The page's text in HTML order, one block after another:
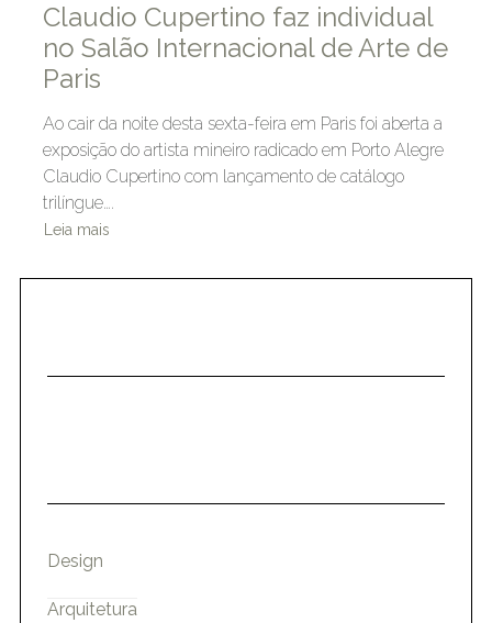
Claudio Cupertino faz individual
no Salão Internacional de Arte de
Paris
Ao cair da noite desta sexta-feira em Paris foi aberta a
exposição do artista mineiro radicado em Porto Alegre
Claudio Cupertino com lançamento de catálogo
trilíngue….
Leia mais
Design
Arquitetura